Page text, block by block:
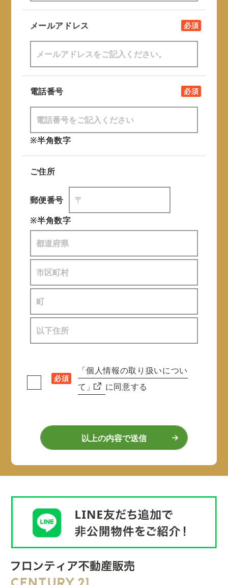
メールアドレス 必須
電話番号 必須
※半角数字
ご住所
郵便番号
※半角数字
必須
「個人情報の取り扱いについ
て」
に同意する
以上の内容で送信